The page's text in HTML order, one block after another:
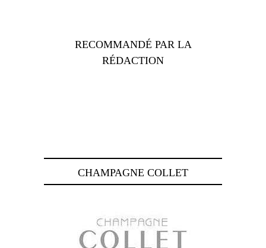
RECOMMANDÉ PAR LA
RÉDACTION
CHAMPAGNE COLLET